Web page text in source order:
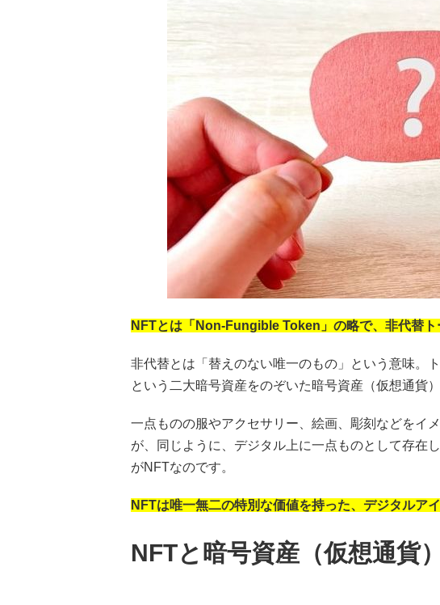
NFTとは「Non-Fungible Token」の略で、非代替ト
非代替とは「替えのない唯一のもの」という意味。
という二大暗号資産をのぞいた暗号資産（仮想通貨
一点ものの服やアクセサリー、絵画、彫刻などをイ
が、同じように、デジタル上に一点ものとして存在
がNFTなのです。
NFTは唯一無二の特別な価値を持った、デジタルア
NFTと暗号資産（仮想通貨